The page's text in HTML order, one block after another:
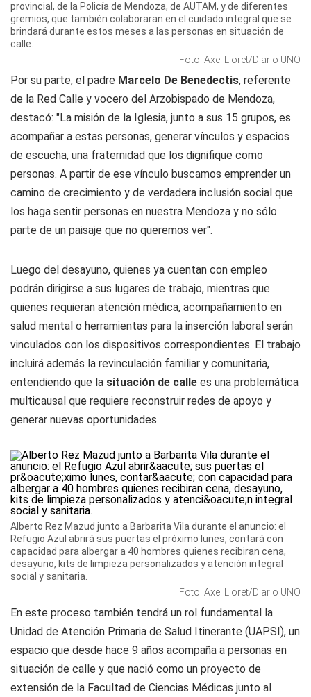
provincial, de la Policía de Mendoza, de AUTAM, y de diferentes
gremios, que también colaboraran en el cuidado integral que se
brindará durante estos meses a las personas en situación de
calle.
Foto: Axel Lloret/Diario UNO
Por su parte, el padre Marcelo De Benedectis, referente
de la Red Calle y vocero del Arzobispado de Mendoza,
destacó: "La misión de la Iglesia, junto a sus 15 grupos, es
acompañar a estas personas, generar vínculos y espacios
de escucha, una fraternidad que los dignifique como
personas. A partir de ese vínculo buscamos emprender un
camino de crecimiento y de verdadera inclusión social que
los haga sentir personas en nuestra Mendoza y no sólo
parte de un paisaje que no queremos ver".
Luego del desayuno, quienes ya cuentan con empleo
podrán dirigirse a sus lugares de trabajo, mientras que
quienes requieran atención médica, acompañamiento en
salud mental o herramientas para la inserción laboral serán
vinculados con los dispositivos correspondientes. El trabajo
incluirá además la revinculación familiar y comunitaria,
entendiendo que la situación de calle es una problemática
multicausal que requiere reconstruir redes de apoyo y
generar nuevas oportunidades.
Alberto Rez Mazud junto a Barbarita Vila durante el anuncio: el
Refugio Azul abrirá sus puertas el próximo lunes, contará con
capacidad para albergar a 40 hombres quienes recibiran cena,
desayuno, kits de limpieza personalizados y atención integral
social y sanitaria.
Foto: Axel Lloret/Diario UNO
En este proceso también tendrá un rol fundamental la
Unidad de Atención Primaria de Salud Itinerante (UAPSI), un
espacio que desde hace 9 años acompaña a personas en
situación de calle y que nació como un proyecto de
extensión de la Facultad de Ciencias Médicas junto al